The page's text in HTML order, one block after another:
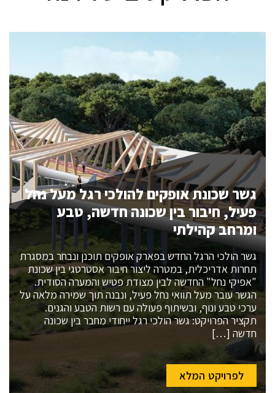
גשר שכונת אופקים להולכי רגל מעל נחל
פעיל, חיבור בין שכונה חדשה, טבע
ומרחב קהילתי
גשר הולכי הרגל החדש בפארק אופקים תוכנן ונבחר במסגרת
תחרות אדריכלית, במטרה ליצור חיבור אסטרטגי בין שכונת
"אפיקי נחל" החדשה לבין מצודת פטיש והמערה הסודית.
הגשר עובר מעל תוואי נחל פעיל, ונבנה תוך שמירה מלאה על
ערכי טבע ונוף, ובשיתוף פעולה עם רשות הטבע והגנים.
תקציר הפרויקט: גשר הולכי רגל ייחודי מחבר בין שכונה
חדשה […]
לפרויקט המלא